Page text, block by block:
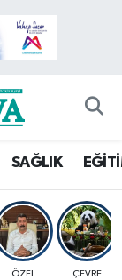
SAĞLIK
ÖZEL ÇEVRE